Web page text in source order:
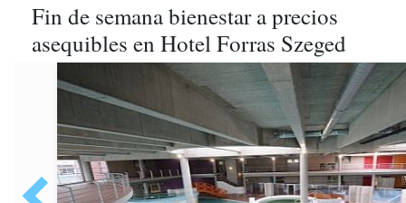
Fin de semana bienestar a precios
asequibles en Hotel Forras Szeged